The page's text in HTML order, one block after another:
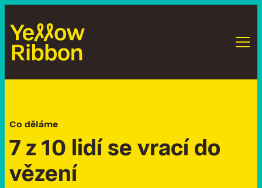
Co děláme
7 z 10 lidí se vrací do
vězení